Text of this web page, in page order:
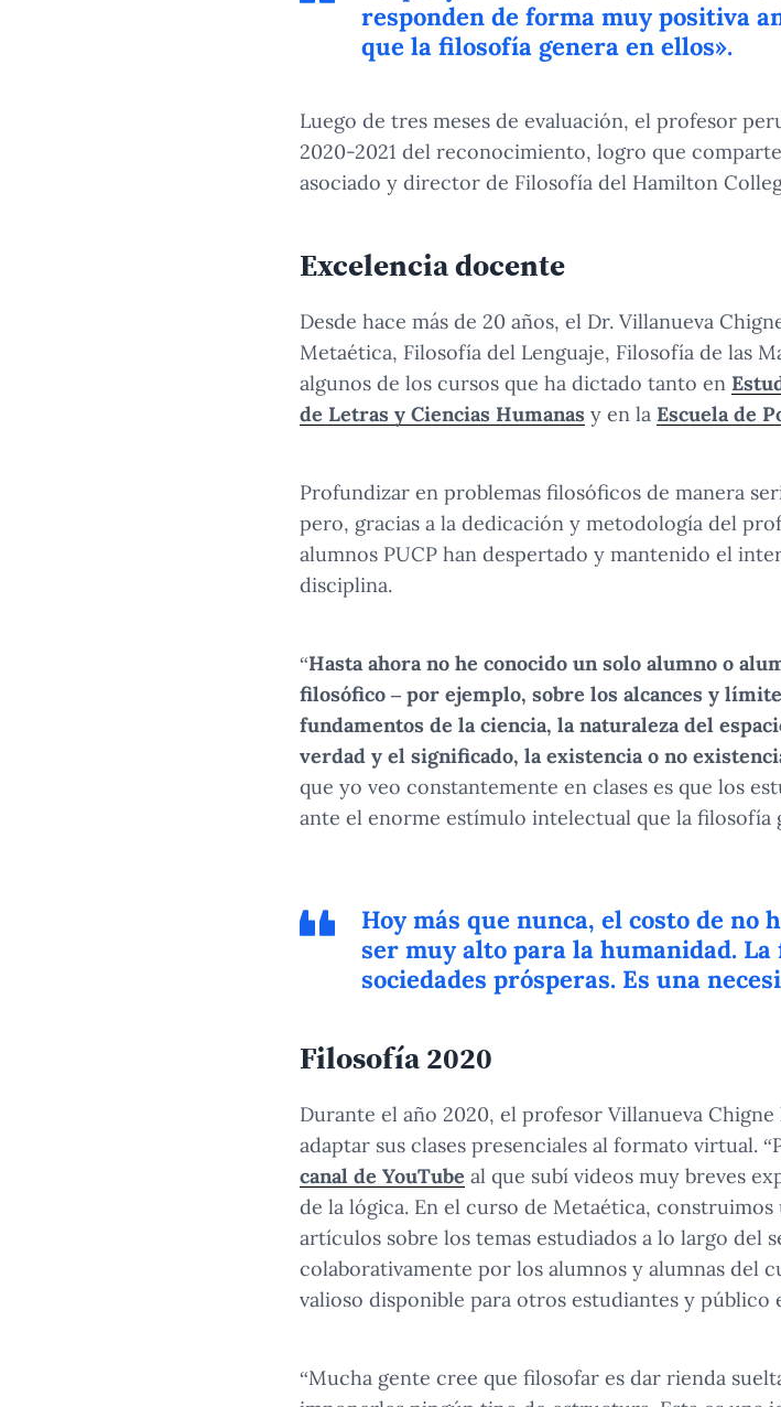
responden de forma muy positiva
que la filosofía genera en ellos».
Luego de tres meses de evaluación, el profesor
2020-2021 del reconocimiento, logro que
asociado y director de Filosofía del Hamilton
Excelencia docente
Desde hace más de 20 años, el Dr. Villanueva
Metaética, Filosofía del Lenguaje, Filosofía de las
algunos de los cursos que ha dictado tanto en
de Letras y Ciencias Humanas y en la Escuela de
Profundizar en problemas filosóficos de manera
pero, gracias a la dedicación y metodología del
alumnos PUCP han despertado y mantenido el
disciplina.
“Hasta ahora no he conocido un solo alumno o
filosófico – por ejemplo, sobre los alcances y
fundamentos de la ciencia, la naturaleza del
verdad y el significado, la existencia o no
que yo veo constantemente en clases es que los
ante el enorme estímulo intelectual que la filosofía
Hoy más que nunca, el costo de
ser muy alto para la humanidad.
sociedades prósperas. Es una
Filosofía 2020
Durante el año 2020, el profesor Villanueva
adaptar sus clases presenciales al formato virtual.
canal de YouTube al que subí videos muy breves
de la lógica. En el curso de Metaética, construimos
artículos sobre los temas estudiados a lo largo del
colaborativamente por los alumnos y alumnas del
valioso disponible para otros estudiantes y público
“Mucha gente cree que filosofar es dar rienda